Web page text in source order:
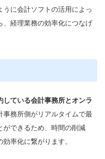
うに会計ソフトの活用によっ
、経理業務の効率化につなげ
ている会計事務所とオンラ
事務所側がリアルタイムで最
ができるため、時間の削減
率化に繋がります。